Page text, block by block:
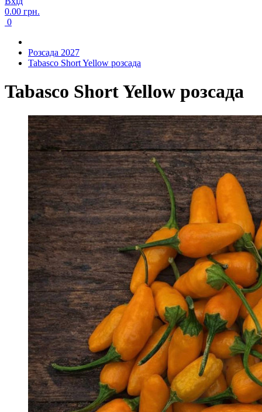
0.00 грн.
0
Розсада 2027
Tabasco Short Yellow розсада
Tabasco Short Yellow розсада